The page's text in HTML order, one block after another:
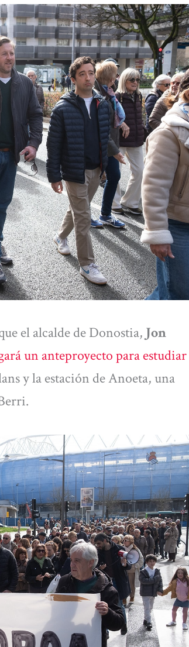
el alcalde de Donostia, Jon
un anteproyecto para estudiar
y la estación de Anoeta, una